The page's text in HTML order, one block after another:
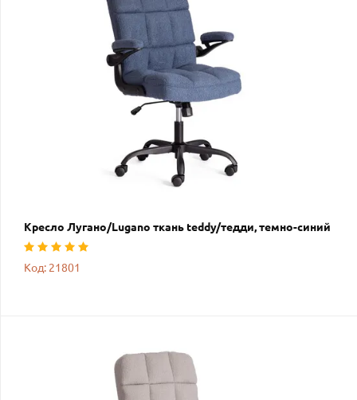
Кресло Лугано/Lugano ткань teddy/тедди, темно-синий
Код: 21801